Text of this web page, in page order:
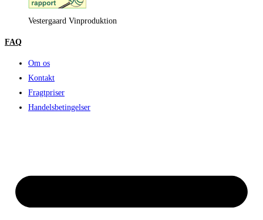
Vestergaard Vinproduktion
FAQ
Om os
Kontakt
Fragtpriser
Handelsbetingelser